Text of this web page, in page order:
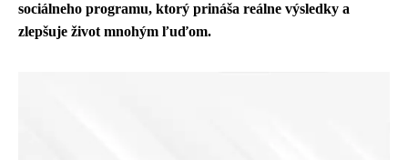
sociálneho programu, ktorý prináša reálne výsledky a
zlepšuje život mnohým ľuďom.